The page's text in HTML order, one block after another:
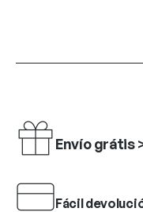
Envío grátis
Fácil